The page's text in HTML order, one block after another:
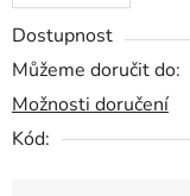
Dostupnost
Můžeme doručit do:
Možnosti doručení
Kód: